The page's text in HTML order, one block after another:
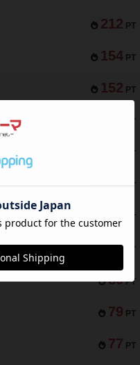
212 PT
154 PT
152 PT
PT
PT
118 PT
PT
88 PT
80 PT
79 PT
77 PT